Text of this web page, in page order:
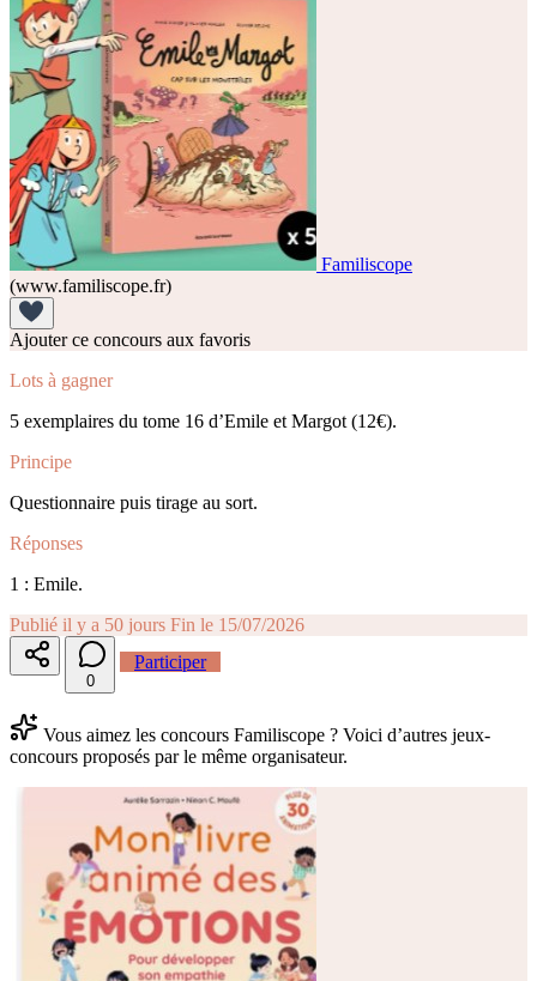
Familiscope
(www.familiscope.fr)
Ajouter ce concours aux favoris
Lots à gagner
5 exemplaires du tome 16 d’Emile et Margot (12€).
Principe
Questionnaire puis tirage au sort.
Réponses
1 : Emile.
Publié il y a 50 jours Fin le 15/07/2026
0
Participer
Vous aimez les concours Familiscope ? Voici d’autres jeux-
concours proposés par le même organisateur.